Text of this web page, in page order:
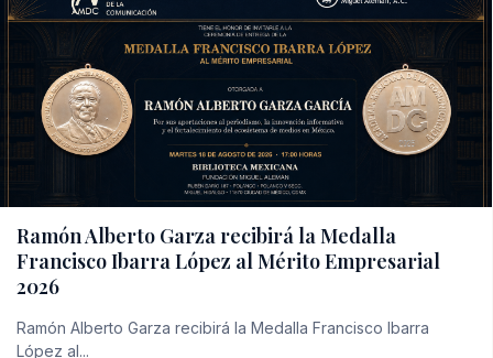
Ramón Alberto Garza recibirá la Medalla
Francisco Ibarra López al Mérito Empresarial
2026
Ramón Alberto Garza recibirá la Medalla Francisco Ibarra
López al...